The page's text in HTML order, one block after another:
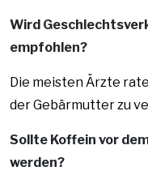
Wird
empfohlen?
Die meisten Ärzte
der Gebärmutter zu
Sollte Koffein vor
werden?